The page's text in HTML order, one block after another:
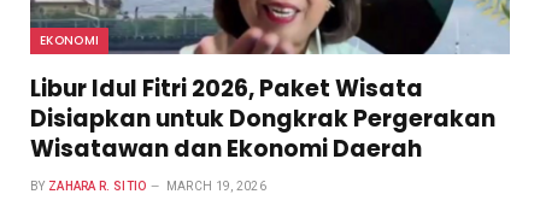
EKONOMI
Libur Idul Fitri 2026, Paket Wisata
Disiapkan untuk Dongkrak Pergerakan
Wisatawan dan Ekonomi Daerah
BY ZAHARA R. SITIO MARCH 19, 2026